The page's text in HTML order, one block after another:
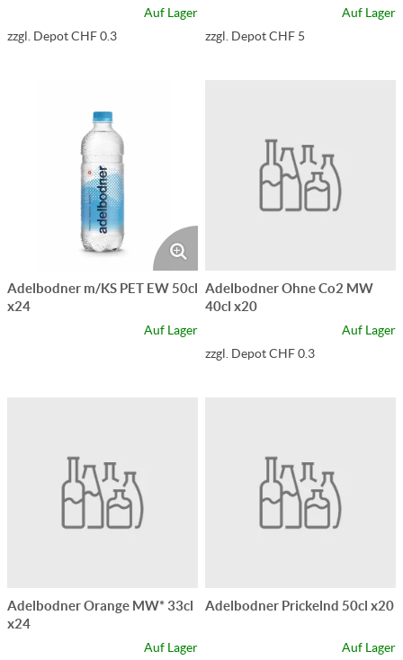
Auf Lager
zzgl. Depot CHF 0.3
Auf Lager
zzgl. Depot CHF 5
Adelbodner m/KS PET EW 50cl
x24
Auf Lager
Adelbodner Ohne Co2 MW
40cl x20
Auf Lager
zzgl. Depot CHF 0.3
Adelbodner Orange MW* 33cl
x24
Auf Lager
Adelbodner Prickelnd 50cl x20
Auf Lager